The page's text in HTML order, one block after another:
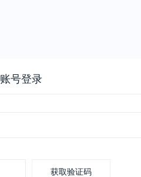
账号登录
获取验证码